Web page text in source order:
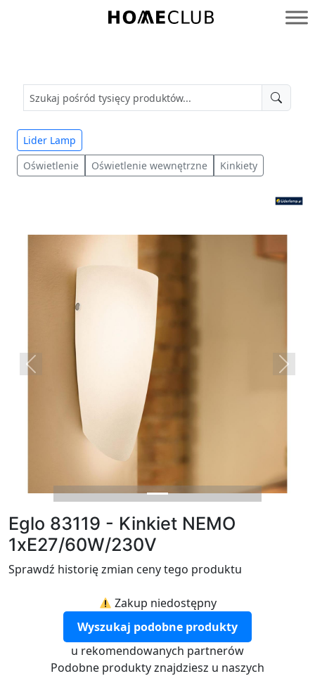
Homeclub
Lider Lamp
Oświetlenie
Oświetlenie wewnętrzne Kinkiety
Previous Next
Eglo 83119 - Kinkiet NEMO
1xE27/60W/230V
Sprawdź historię zmian ceny tego produktu
Zakup niedostępny
Wyszukaj podobne produkty
u rekomendowanych partnerów
Podobne produkty znajdziesz u naszych